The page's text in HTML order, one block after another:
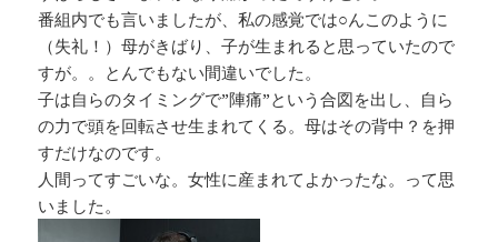
番組内でも言いましたが、私の感覚では○んこのように
（失礼！）母がきばり、子が生まれると思っていたので
すが。。とんでもない間違いでした。
子は自らのタイミングで”陣痛”という合図を出し、自ら
の力で頭を回転させ生まれてくる。母はその背中？を押
すだけなのです。
人間ってすごいな。女性に産まれてよかったな。って思
いました。